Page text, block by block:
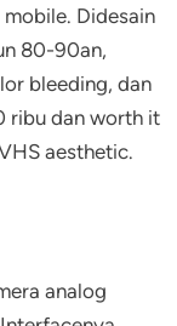
Didesain
80-90an,
bleeding, dan
ribu dan worth it
aesthetic.
analog